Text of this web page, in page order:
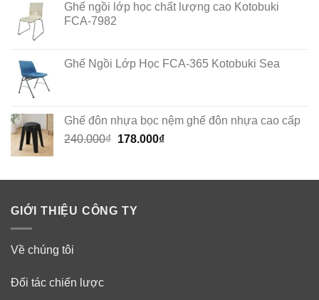
Ghế ngồi lớp học chất lượng cao Kotobuki
FCA-7982
Ghế Ngồi Lớp Học FCA-365 Kotobuki Sea
Ghế đôn nhựa bọc nệm ghế đôn nhựa cao cấp
240.000₫ Original
240.000₫.
178.000₫Current
178.000₫.
GIỚI THIỆU CÔNG TY
Về chúng tôi
Đối tác chiến lược